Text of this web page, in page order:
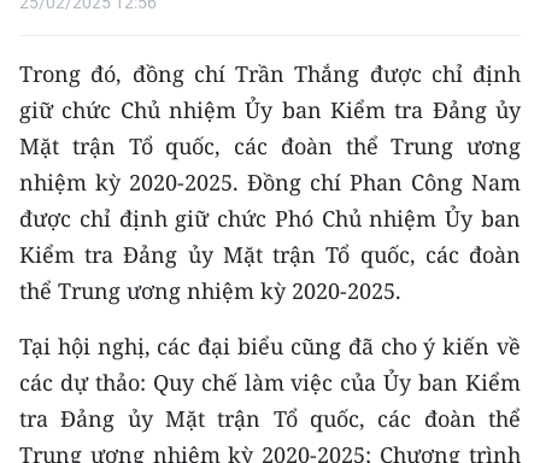
NHÂN DÂN CUỐI TUẦN
NHÂN DÂN HẰNG THÁNG
MUA BÁO
ĐỌC BÁO IN
中文
FRANÇAIS
Trong đó, đồng chí Trần Thắng được chỉ định
giữ chức Chủ nhiệm Ủy ban Kiểm tra Đảng ủy
Mặt trận Tổ quốc, các đoàn thể Trung ương
nhiệm kỳ 2020-2025. Đồng chí Phan Công Nam
được chỉ định giữ chức Phó Chủ nhiệm Ủy ban
Kiểm tra Đảng ủy Mặt trận Tổ quốc, các đoàn
thể Trung ương nhiệm kỳ 2020-2025.
Tại hội nghị, các đại biểu cũng đã cho ý kiến về
các dự thảo: Quy chế làm việc của Ủy ban Kiểm
tra Đảng ủy Mặt trận Tổ quốc, các đoàn thể
Trung ương nhiệm kỳ 2020-2025; Chương trình